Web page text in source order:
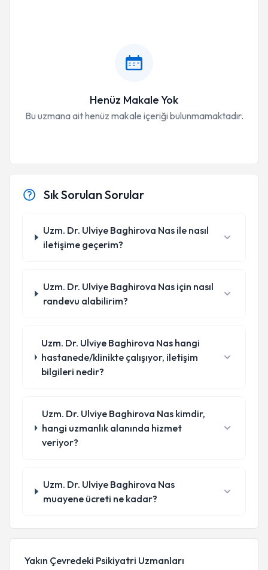
Henüz Makale Yok
Bu uzmana ait henüz makale içeriği bulunmamaktadır.
Sık Sorulan Sorular
Uzm. Dr. Ulviye Baghirova Nas ile nasıl
iletişime geçerim?
Uzm. Dr. Ulviye Baghirova Nas için nasıl
randevu alabilirim?
Uzm. Dr. Ulviye Baghirova Nas hangi
hastanede/klinikte çalışıyor, iletişim
bilgileri nedir?
Uzm. Dr. Ulviye Baghirova Nas kimdir,
hangi uzmanlık alanında hizmet
veriyor?
Uzm. Dr. Ulviye Baghirova Nas
muayene ücreti ne kadar?
Yakın Çevredeki Psikiyatri Uzmanları